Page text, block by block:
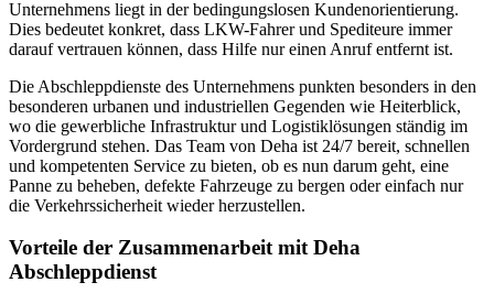
Unternehmens liegt in der bedingungslosen Kundenorientierung.
Dies bedeutet konkret, dass LKW-Fahrer und Spediteure immer
darauf vertrauen können, dass Hilfe nur einen Anruf entfernt ist.
Die Abschleppdienste des Unternehmens punkten besonders in den
besonderen urbanen und industriellen Gegenden wie Heiterblick,
wo die gewerbliche Infrastruktur und Logistiklösungen ständig im
Vordergrund stehen. Das Team von Deha ist 24/7 bereit, schnellen
und kompetenten Service zu bieten, ob es nun darum geht, eine
Panne zu beheben, defekte Fahrzeuge zu bergen oder einfach nur
die Verkehrssicherheit wieder herzustellen.
Vorteile der Zusammenarbeit mit Deha
Abschleppdienst